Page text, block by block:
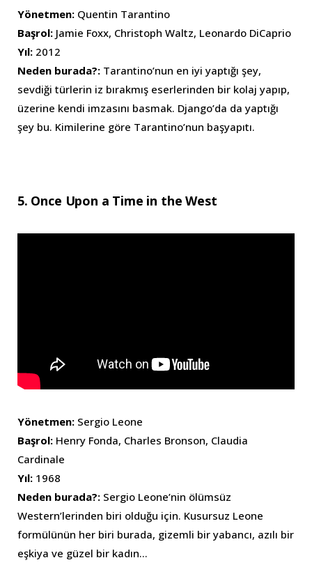
Yönetmen: Quentin Tarantino
Başrol: Jamie Foxx, Christoph Waltz, Leonardo DiCaprio
Yıl: 2012
Neden burada?: Tarantino’nun en iyi yaptığı şey,
sevdiği türlerin iz bırakmış eserlerinden bir kolaj yapıp,
üzerine kendi imzasını basmak. Django’da da yaptığı
şey bu. Kimilerine göre Tarantino’nun başyapıtı.
5. Once Upon a Time in the West
Yönetmen: Sergio Leone
Başrol: Henry Fonda, Charles Bronson, Claudia
Cardinale
Yıl: 1968
Neden burada?: Sergio Leone’nin ölümsüz
Western’lerinden biri olduğu için. Kusursuz Leone
formülünün her biri burada, gizemli bir yabancı, azılı bir
eşkiya ve güzel bir kadın…